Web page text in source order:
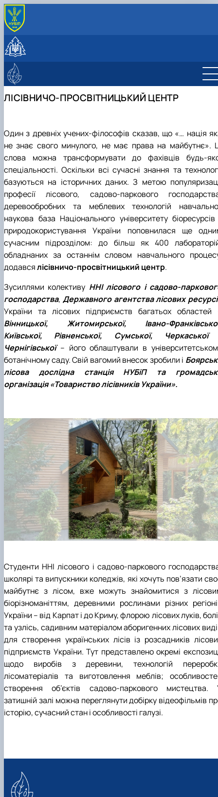
ПРО КАФЕДРУ
Програми навчальних практик
Студентські наукові гуртки
Студентський науковий ботанічний гурток
"Дивовижна флора"
Student scientific botany group "Green
plant"
Фотогалерея
ЛІСІВНИЧО-ПРОСВІТНИЦЬКИЙ ЦЕНТР
Один з древніх учених-філософів сказав, що «… нація
не знає свого минулого, не має права на майбутнє».
слова можна трансформувати до фахівців будь-
спеціальності. Оскільки всі сучасні знання та
базуються на історичних даних. З метою
професії лісового, садово-паркового
деревообробних та меблевих технологій
наукова база Національного університету біоресурсів
природокористування України поповнилася ще
сучасним підрозділом: до більш як 400
обладнаних за останнім словом навчального
додавсялісівничо-просвітницький центр.
Зусиллями колективу ННІ лісового і садово-
господарства, Державного агентства лісових
України та лісових підприємств багатьох областей
Вінницької, Житомирської, Івано-
Київської, Рівненської, Сумської, Черкаської
Чернігівської– його облаштували в
ботанічному саду. Свій вагомий внесок зробили і
лісова дослідна станція НУБіП та
організація «Товариство лісівників України».
Студенти ННІ лісового і садово-паркового
школярі та випускники коледжів, які хочуть пов’язати
майбутнє з лісом, вже можуть знайомитися з
біорізноманіттям, деревними рослинами різних
України – від Карпат і до Криму, флорою лісових луків,
та узлісь, садивним матеріалом аборигенних лісових
для створення українських лісів із розсадників
підприємств України. Тут представлено окремі
щодо виробів з деревини, технологій
лісоматеріалів та виготовлення меблів;
створення об’єктів садово-паркового мистецтва.
затишній залі можна переглянути добірку відеофільмів
історію, сучасний стан і особливості галузі.